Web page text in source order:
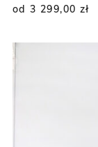
od 3 299,00 zł